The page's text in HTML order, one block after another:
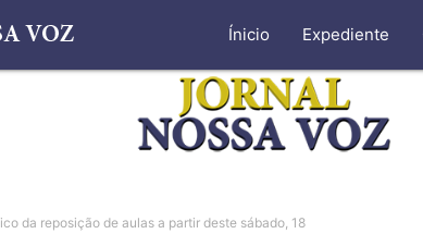
Ínicio Expediente
da reposição de aulas a partir deste sábado, 18